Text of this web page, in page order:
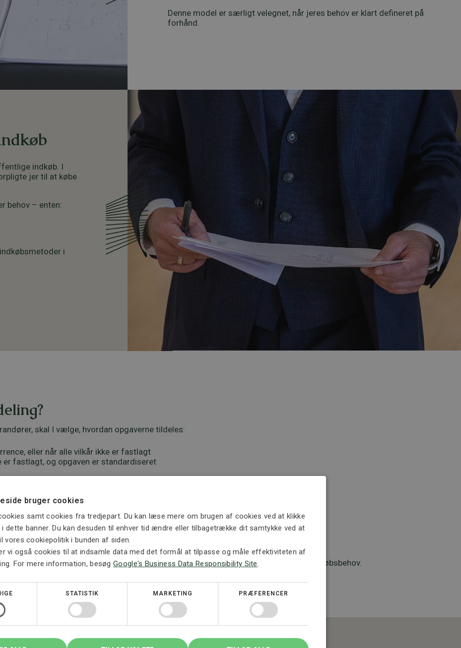
Denne model er særligt velegnet, når jeres behov er klart defineret på
forhånd.
indkøb. I
jer til at købe
behov – enten:
i
skal I vælge, hvordan opgaverne tildeles:
eller når alle vilkår ikke er fastlagt
er fastlagt, og opgaven er standardiseret
der er beskrevet i udbudsmaterialet – ellers risikerer I at tilsidesætte udbudsreglerne.
og maksimal værdi eller mængde
længere. Det gør det vigtigt, at I fra starten har et realistisk billede af jeres indkøbsbehov.
bruger cookies
samt cookies fra tredjepart. Du kan læse mere om brugen af cookies ved at klikke
i dette banner. Du kan desuden til enhver tid ændre eller tilbagetrække dit samtykke ved at
vores cookiepolitik i bunden af siden.
vi også cookies til at indsamle data med det formål at tilpasse og måle effektiviteten af
For mere information, besøgGoogle's Business Data Responsibility Site.
STATISTIK MARKETING PRÆFERENCER